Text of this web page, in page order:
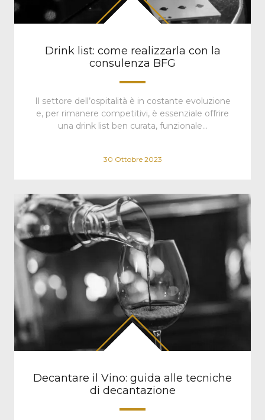
Drink list: come realizzarla con la
consulenza BFG
Il settore dell’ospitalità è in costante evoluzione
e, per rimanere competitivi, è essenziale offrire
una drink list ben curata, funzionale…
30 Ottobre 2023
Decantare il Vino: guida alle tecniche
di decantazione